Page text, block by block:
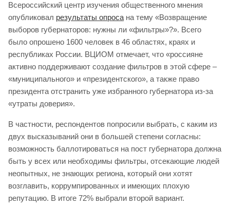
Всероссийский центр изучения общественного мнения
опубликовал результаты опроса на тему «Возвращение
выборов губернаторов: нужны ли «фильтры»?». Всего
было опрошено 1600 человек в 46 областях, краях и
республиках России. ВЦИОМ отмечает, что «россияне
активно поддерживают создание фильтров в этой сфере –
«муниципального» и «президентского», а также право
президента отстранить уже избранного губернатора из-за
«утраты доверия».
В частности, респондентов попросили выбрать, с каким из
двух высказываний они в большей степени согласны:
возможность баллотироваться на пост губернатора должна
быть у всех или необходимы фильтры, отсекающие людей
неопытных, не знающих региона, который они хотят
возглавить, коррумпированных и имеющих плохую
репутацию. В итоге 72% выбрали второй вариант.